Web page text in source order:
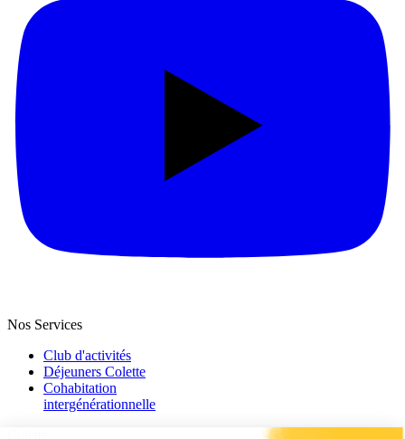
Nos Services
Club d'activités
Déjeuners Colette
Cohabitation
intergénération­nelle